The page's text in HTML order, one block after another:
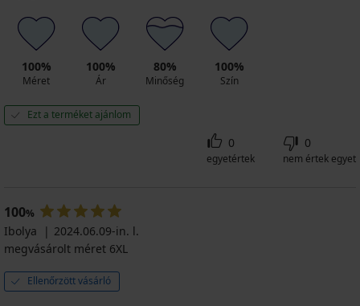
100%
Méret
100%
Ár
80%
Minőség
100%
Szín
Ezt a terméket ajánlom
0
egyetértek
0
nem értek egyet
100%
Ibolya
2024.06.09-in. l.
megvásárolt méret 6XL
Ellenőrzött vásárló